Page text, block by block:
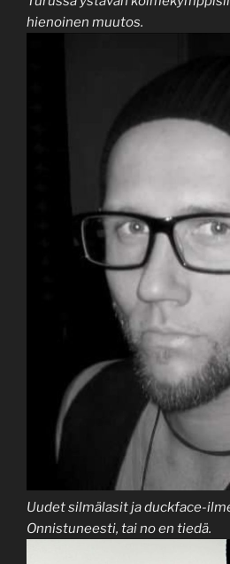
hienoinen muutos.
Uudet silmälasit ja duckface-
Onnistuneesti, tai no en tiedä.